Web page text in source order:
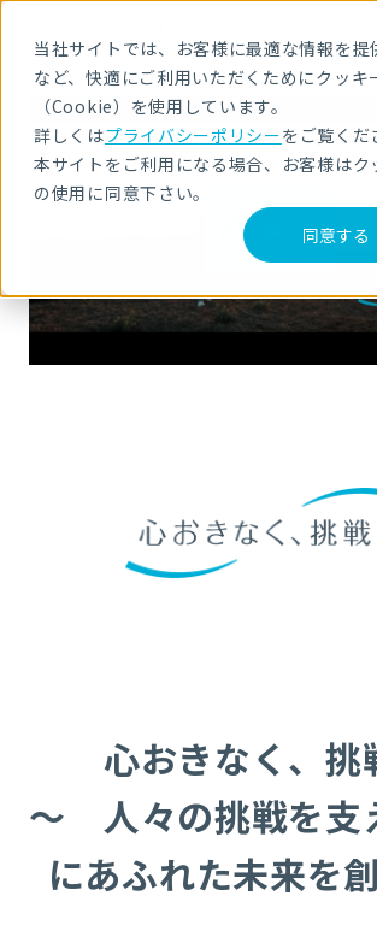
当社サイトでは、お客様に最適な情報を提
など、快適にご利用いただくためにクッキ
（Cookie）を使用しています。
詳しくはプライバシーポリシーをご覧くだ
本サイトをご利用になる場合、お客様はク
の使用に同意下さい。
同意する
心おきなく、挑
～ 人々の挑戦を支
にあふれた未来を